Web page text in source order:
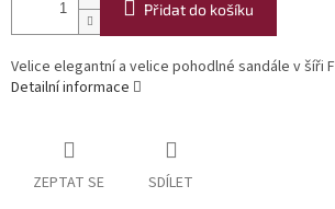
Přidat do košíku
Velice elegantní a velice pohodlné sandále v šíři F
Detailní informace
ZEPTAT SE SDÍLET